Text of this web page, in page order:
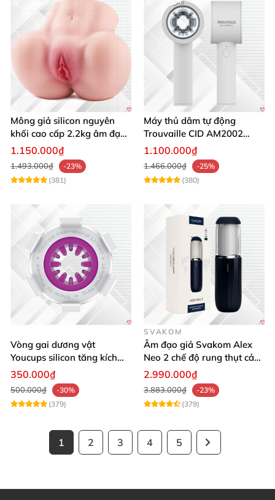
Mông giả silicon nguyên
khối cao cấp 2.2kg âm đạo
và hậu môn khít bót
1.150.000₫
1.493.000₫
-23%
(381)
Máy thủ dâm tự động
Trouvaille CID AM2002
tăng khoái cảm
1.100.000₫
1.466.000₫
-25%
(380)
Vòng gai dương vật
Youcups silicon tăng kích
thước cực mạnh
350.000₫
500.000₫
-30%
(379)
SVAKOM
Âm đạo giả Svakom Alex
Neo 2 chế độ rung thụt cảm
giác thật
2.990.000₫
3.883.000₫
-23%
(379)
1 2 3 4 5